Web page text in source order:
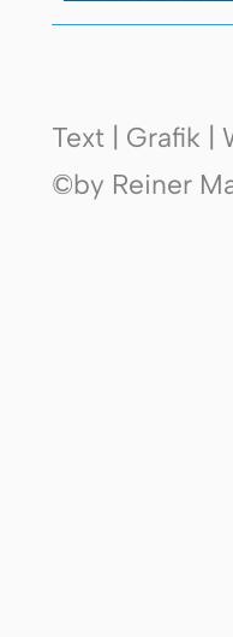
Text | Grafik |
©by Reiner